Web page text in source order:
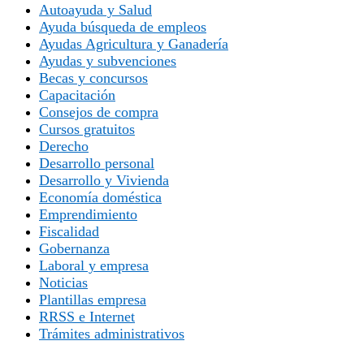
Autoayuda y Salud
Ayuda búsqueda de empleos
Ayudas Agricultura y Ganadería
Ayudas y subvenciones
Becas y concursos
Capacitación
Consejos de compra
Cursos gratuitos
Derecho
Desarrollo personal
Desarrollo y Vivienda
Economía doméstica
Emprendimiento
Fiscalidad
Gobernanza
Laboral y empresa
Noticias
Plantillas empresa
RRSS e Internet
Trámites administrativos